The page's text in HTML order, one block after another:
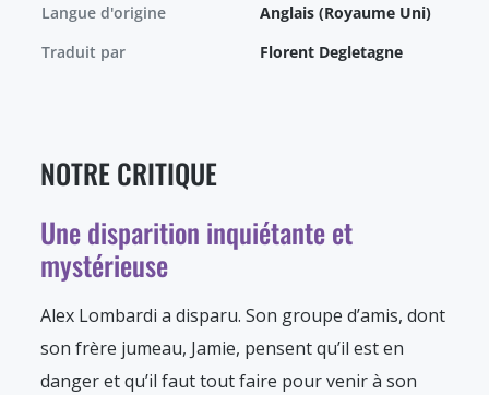
Langue d'origine
Anglais (Royaume Uni)
Traduit par
Florent Degletagne
NOTRE CRITIQUE
Une disparition inquiétante et
mystérieuse
Alex Lombardi a disparu. Son groupe d’amis, dont
son frère jumeau, Jamie, pensent qu’il est en
danger et qu’il faut tout faire pour venir à son